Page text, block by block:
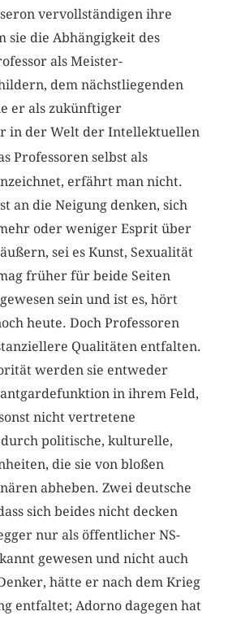
vervollständigen ihre
sie die Abhängigkeit des
als Meister-
dem nächstliegenden
er als zukünftiger
in der Welt der Intellektuellen
Professoren selbst als
erfährt man nicht.
an die Neigung denken, sich
oder weniger Esprit über
sei es Kunst, Sexualität
früher für beide Seiten
sein und ist es, hört
heute. Doch Professoren
Qualitäten entfalten.
werden sie entweder
in ihrem Feld,
nicht vertretene
politische, kulturelle,
die sie von bloßen
abheben. Zwei deutsche
sich beides nicht decken
nur als öffentlicher NS-
gewesen und nicht auch
hätte er nach dem Krieg
entfaltet; Adorno dagegen hat